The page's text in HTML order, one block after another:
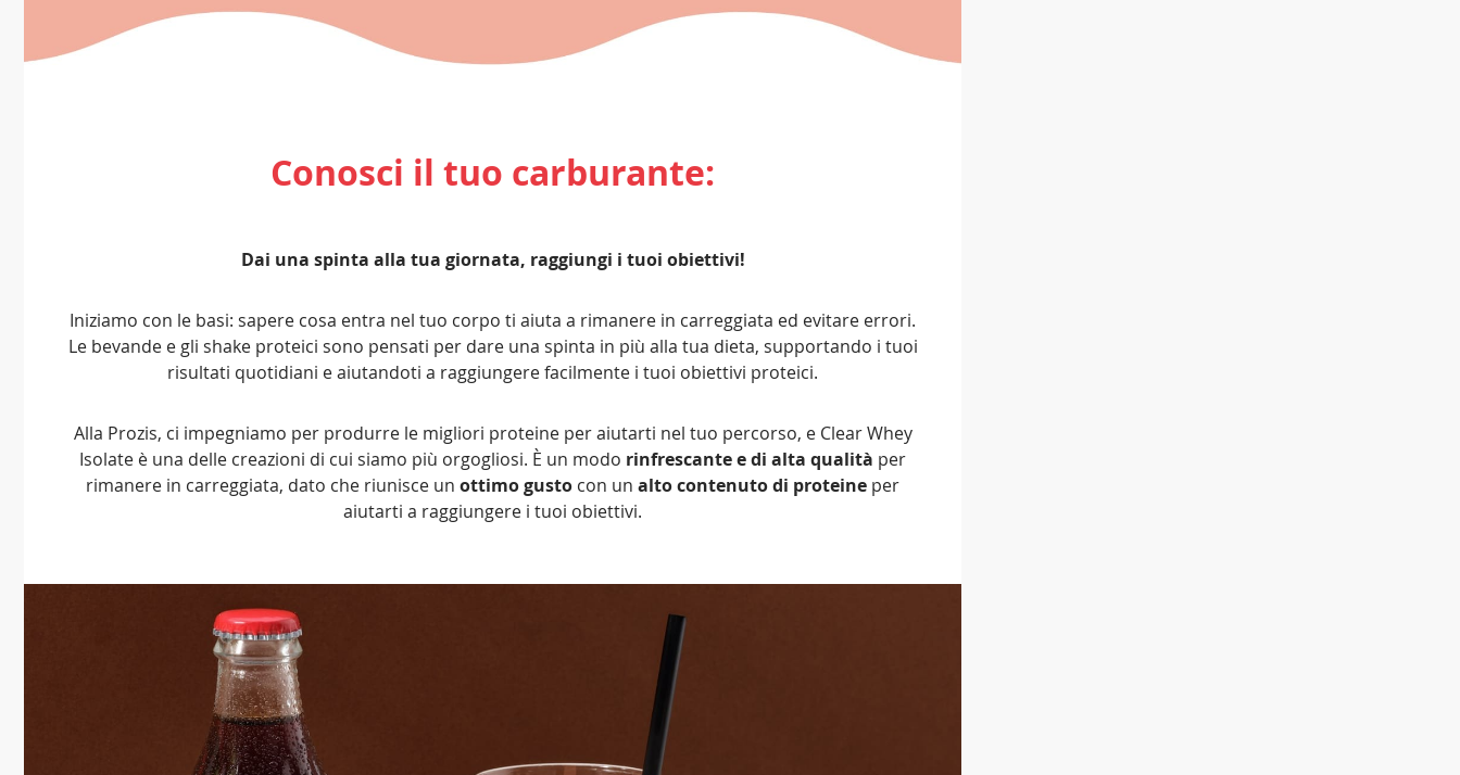
Conosci il tuo carburante:
Dai una spinta alla tua giornata, raggiungi i tuoi obiettivi!
Iniziamo con le basi: sapere cosa entra nel tuo corpo ti aiuta a rimanere in carreggiata ed evitare errori.
Le bevande e gli shake proteici sono pensati per dare una spinta in più alla tua dieta, supportando i tuoi
risultati quotidiani e aiutandoti a raggiungere facilmente i tuoi obiettivi proteici.
Alla Prozis, ci impegniamo per produrre le migliori proteine per aiutarti nel tuo percorso, e Clear Whey
Isolate è una delle creazioni di cui siamo più orgogliosi. È un modo rinfrescante e di alta qualità per
rimanere in carreggiata, dato che riunisce un ottimo gusto con un alto contenuto di proteine per
aiutarti a raggiungere i tuoi obiettivi.